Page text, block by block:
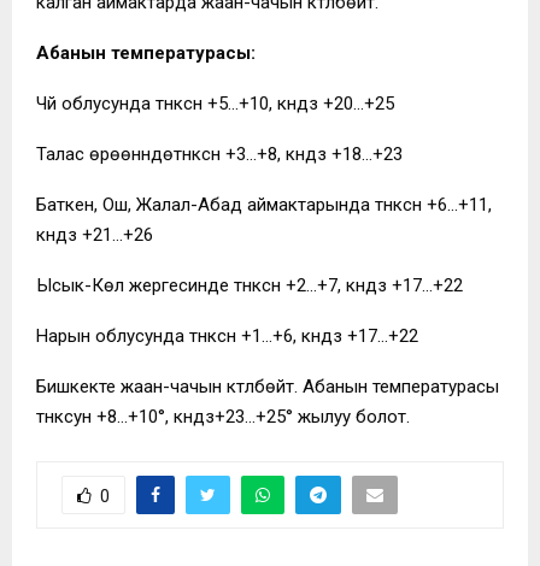
Абанын температурасы:
Чүй облусунда түнкүсүн +5…+10, күндүз +20…+25
Талас өрөөнүндөтүнкүсүн +3…+8, күндүз +18…+23
Баткен, Ош, Жалал-Абад аймактарында түнкүсүн +6…+11,
күндүз +21…+26
Ысык-Көл жергесинде түнкүсүн +2…+7, күндүз +17…+22
Нарын облусунда түнкүсүн +1…+6, күндүз +17…+22
Бишкекте жаан-чачын күтүлбөйт. Абанын температурасы
түнкүсун +8…+10°, күндүз+23…+25° жылуу болот.
0